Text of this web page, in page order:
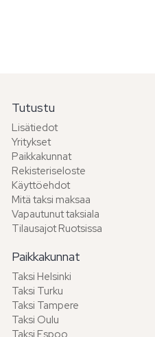
Tutustu
Lisätiedot
Yritykset
Paikkakunnat
Rekisteriseloste
Käyttöehdot
Mitä taksi maksaa
Vapautunut taksiala
Tilausajot Ruotsissa
Paikkakunnat
Taksi Helsinki
Taksi Turku
Taksi Tampere
Taksi Oulu
Taksi Espoo